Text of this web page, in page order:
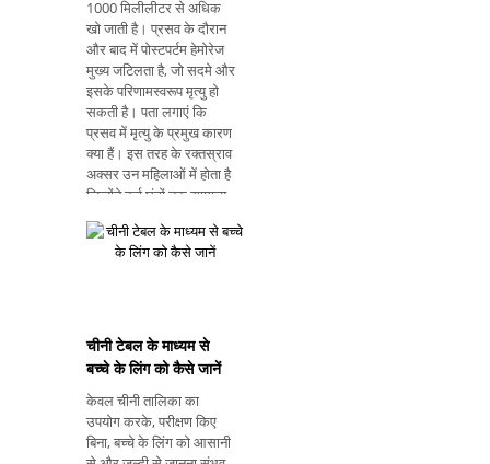
1000 मिलीलीटर से अधिक
खो जाती है। प्रसव के दौरान
और बाद में पोस्टपर्टम हेमोरेज
मुख्य जटिलता है, जो सदमे और
इसके परिणामस्वरूप मृत्यु हो
सकती है। पता लगाएं कि
प्रसव में मृत्यु के प्रमुख कारण
क्या हैं। इस तरह के रक्तस्राव
अक्सर उन महिलाओं में होता है
जिन्होंने कई घंटों तक सामान्य
लेकिन एक सीज़ेरियन सेक्शन
है। हालांकि यह उन महिलाओं
चीनी टेबल के माध्यम से
बच्चे के लिंग को कैसे जानें
केवल चीनी तालिका का
उपयोग करके, परीक्षण किए
बिना, बच्चे के लिंग को आसानी